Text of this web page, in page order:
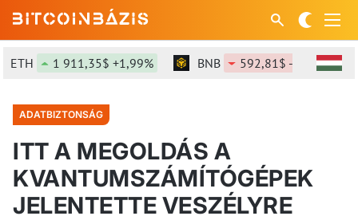
1 911,35$ +1,99% BNB 592,81$ -1,32%
ADATBIZTONSÁG
ITT A MEGOLDÁS A
KVANTUMSZÁMÍTÓGÉPEK
JELENTETTE VESZÉLYRE